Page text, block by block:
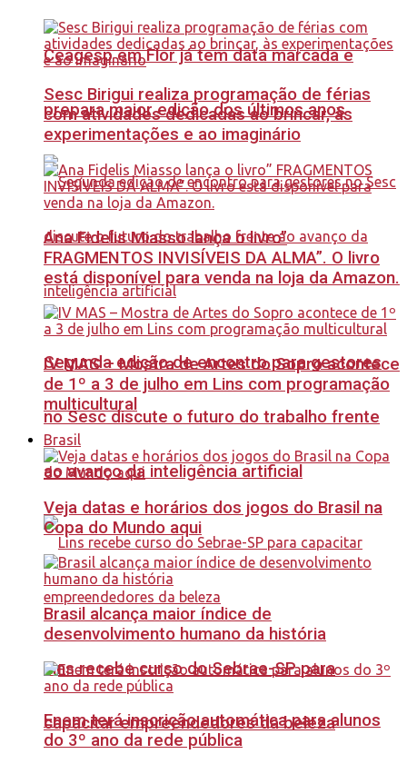
Ceagesp em Flor já tem data marcada e
prepara maior edição dos últimos anos
Segunda edição de encontro para gestores
no Sesc discute o futuro do trabalho frente
ao avanço da inteligência artificial
Lins recebe curso do Sebrae-SP para
capacitar empreendedores da beleza
Sesc Birigui realiza programação de férias
com atividades dedicadas ao brincar, às
experimentações e ao imaginário
Ana Fidelis Miasso lança o livro”
FRAGMENTOS INVISÍVEIS DA ALMA”. O livro
está disponível para venda na loja da Amazon.
IV MAS – Mostra de Artes do Sopro acontece
de 1º a 3 de julho em Lins com programação
multicultural
Brasil
Veja datas e horários dos jogos do Brasil na
Copa do Mundo aqui
Brasil alcança maior índice de
desenvolvimento humano da história
Enem terá inscrição automática para alunos
do 3º ano da rede pública